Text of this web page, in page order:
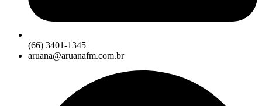
(66) 3401-1345
aruana@aruanafm.com.br